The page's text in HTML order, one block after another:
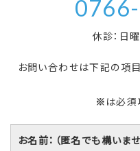
休診：日
お問い合わせは下記の項
※ は必須
お名前：（匿名でも構いませ